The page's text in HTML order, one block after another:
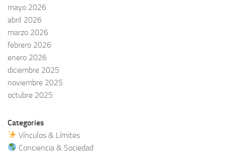
mayo 2026
abril 2026
marzo 2026
febrero 2026
enero 2026
diciembre 2025
noviembre 2025
octubre 2025
Categories
Vínculos & Límites
Conciencia & Sociedad